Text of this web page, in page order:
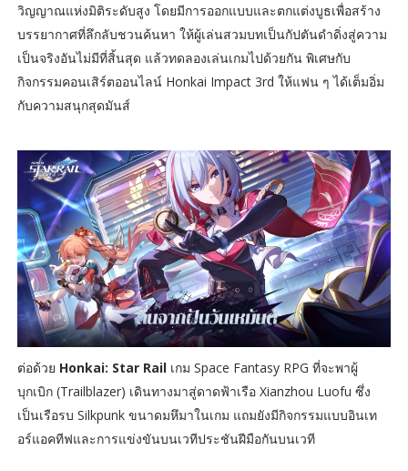
วิญญาณแห่งมิติระดับสูง โดยมีการออกแบบและตกแต่งบูธเพื่อสร้าง
บรรยากาศที่ลึกลับชวนค้นหา ให้ผู้เล่นสวมบทเป็นกัปตันดำดิ่งสู่ความ
เป็นจริงอันไม่มีที่สิ้นสุด แล้วทดลองเล่นเกมไปด้วยกัน พิเศษกับ
กิจกรรมคอนเสิร์ตออนไลน์ Honkai Impact 3rd ให้แฟน ๆ ได้เต็มอิ่ม
กับความสนุกสุดมันส์
ต่อด้วย Honkai: Star Rail เกม Space Fantasy RPG ที่จะพาผู้
บุกเบิก (Trailblazer) เดินทางมาสู่ดาดฟ้าเรือ Xianzhou Luofu ซึ่ง
เป็นเรือรบ Silkpunk ขนาดมหึมาในเกม แถมยังมีกิจกรรมแบบอินเท
อร์แอคทีฟและการแข่งขันบนเวทีประชันฝีมือกันบนเวที